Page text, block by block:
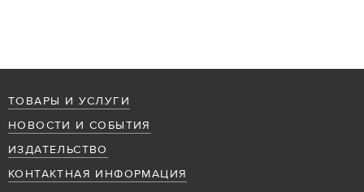
ТОВАРЫ И УСЛУГИ
НОВОСТИ И СОБЫТИЯ
ИЗДАТЕЛЬСТВО
КОНТАКТНАЯ ИНФОРМАЦИЯ